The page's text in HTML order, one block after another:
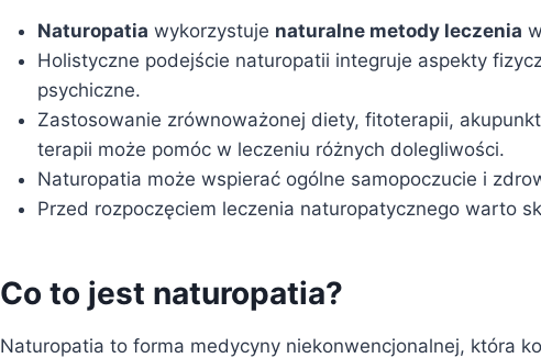
Naturopatia wykorzystuje naturalne metody leczenia
Holistyczne podejście naturopatii integruje aspekty
psychiczne.
Zastosowanie zrównoważonej diety, fitoterapii,
terapii może pomóc w leczeniu różnych dolegliwości.
Naturopatia może wspierać ogólne samopoczucie i
Przed rozpoczęciem leczenia naturopatycznego warto
Co to jest naturopatia?
Naturopatia to forma medycyny niekonwencjonalnej, która